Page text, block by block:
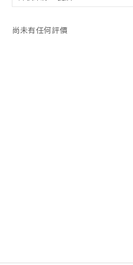
尚未有任何評價